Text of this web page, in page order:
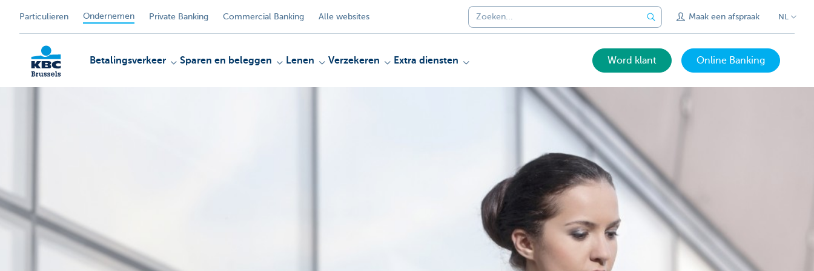
Particulieren Ondernemen Private Banking Commercial Banking Alle websites Maak een afspraak NL
Betalingsverkeer Sparen en beleggen Lenen Verzekeren Extra diensten Word klant Online Banking